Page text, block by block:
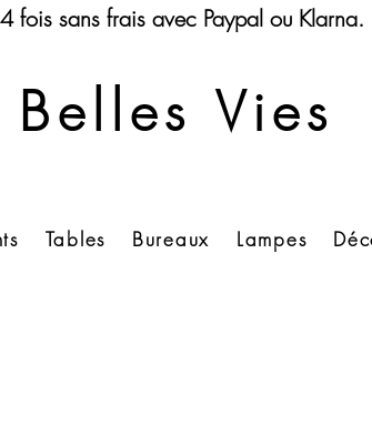
fois sans frais avec Paypal ou Klarna.
Belles Vies
Tables Bureaux Lampes